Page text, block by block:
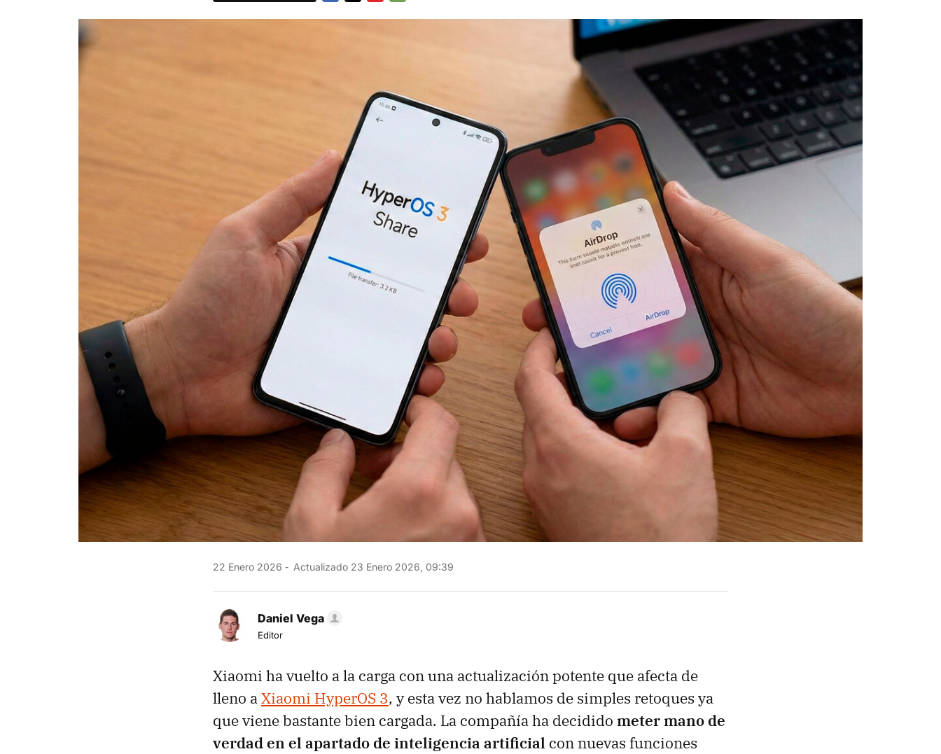
22 Enero 2026 Actualizado 23 Enero 2026, 09:39
Daniel Vega
Editor
Xiaomi ha vuelto a la carga con una actualización potente que afecta de
lleno aXiaomi HyperOS 3, y esta vez no hablamos de simples retoques ya
que viene bastante bien cargada. La compañía ha decidido meter mano de
verdad en el apartado de inteligencia artificial con nuevas funciones